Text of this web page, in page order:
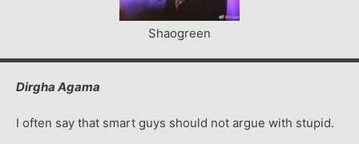
Shaogreen
Dirgha Agama
I often say that smart guys should not argue with stupid.